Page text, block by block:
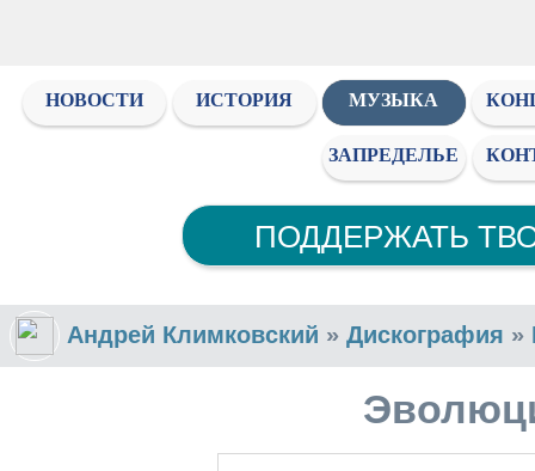
НОВОСТИ ИСТОРИЯ МУЗЫКА
ЗАПРЕДЕЛЬЕ
ПОДДЕРЖАТЬ
Андрей Климковский » Дискография »